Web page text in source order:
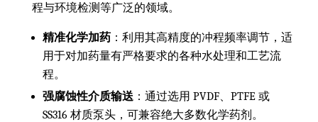
程与环境检测等广泛的领域。
精准化学加药 ：利用其高精度的冲程频率调节，适
用于对加药量有严格要求的各种水处理和工艺流
程。
强腐蚀性介质输送 ：通过选用 PVDF、PTFE 或
SS316 材质泵头，可兼容绝大多数化学药剂。